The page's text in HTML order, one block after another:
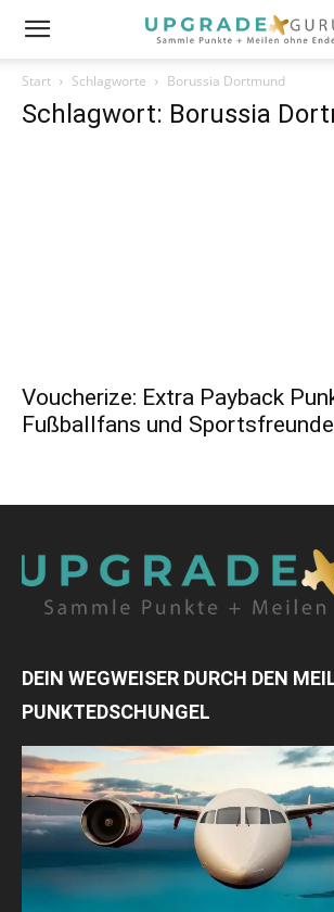
Start Schlagworte Borussia Dortmund
Schlagwort: Borussia
Voucherize: Extra Payback
Fußballfans und Sportsfreunde
DEIN WEGWEISER DURCH DEN
PUNKTEDSCHUNGEL